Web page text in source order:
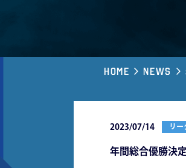
Home News
2023/07/14 リー
年間総合優勝決